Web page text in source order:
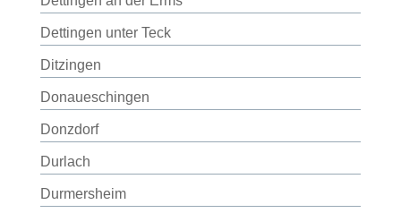
Dettingen unter Teck
Ditzingen
Donaueschingen
Donzdorf
Durlach
Durmersheim